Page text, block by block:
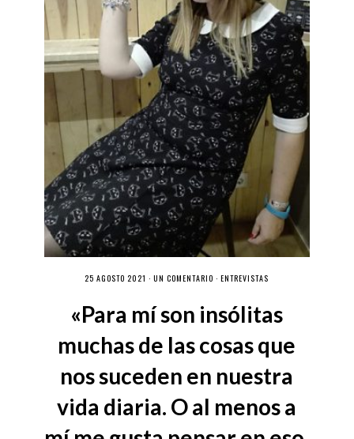
25 AGOSTO 2021 ·UN COMENTARIO ·ENTREVISTAS
«Para mí son insólitas
muchas de las cosas que
nos suceden en nuestra
vida diaria. O al menos a